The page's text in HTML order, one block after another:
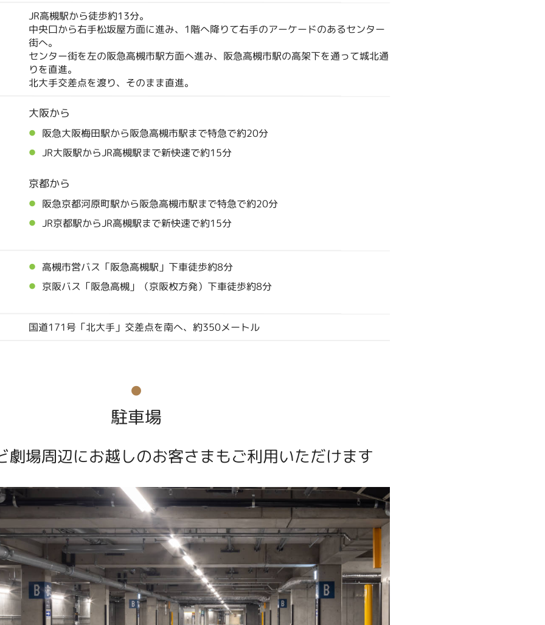
JR高槻駅から徒歩約13分。
中央口から右手松坂屋方面に進み、1階へ降りて右手のアーケードのあるセンター
街へ。
センター街を左の阪急高槻市駅方面へ進み、阪急高槻市駅の高架下を通って城北通
りを直進。
北大手交差点を渡り、そのまま直進。
大阪から
阪急大阪梅田駅から阪急高槻市駅まで特急で約20分
JR大阪駅からJR高槻駅まで新快速で約15分
京都から
阪急京都河原町駅から阪急高槻市駅まで特急で約20分
JR京都駅からJR高槻駅まで新快速で約15分
高槻市営バス「阪急高槻駅」下車徒歩約8分
京阪バス「阪急高槻」（京阪枚方発）下車徒歩約8分
国道171号「北大手」交差点を南へ、約350メートル
駐車場
劇場周辺にお越しのお客さまもご利用いただけます